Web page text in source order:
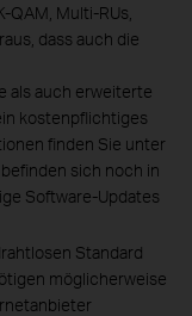
QAM, Multi-RUs,
dass auch die
als auch erweiterte
kostenpflichtiges
finden Sie unter
sich noch in
Software-Updates
Standard
möglicherweise